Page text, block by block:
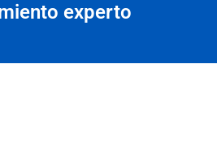
experto